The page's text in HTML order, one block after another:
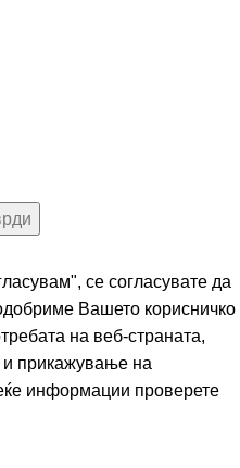
се согласувате да
Вашето корисничко
на веб-страната,
и прикажување на
информации проверете